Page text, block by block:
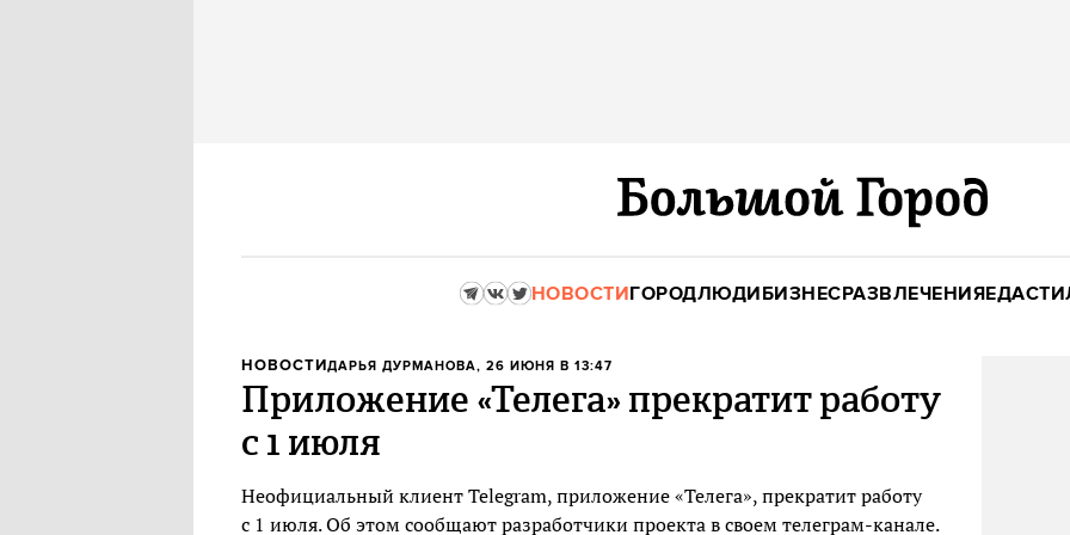
НОВОСТИГОРОДЛЮДИБИЗНЕСРАЗВЛЕЧЕНИЯЕДА
НОВОСТИДАРЬЯ ДУРМАНОВА, 26 ИЮНЯ В 13:47
Приложение «Телега» прекратит работу
с 1 июля
Неофициальный клиент Telegram, приложение «Телега», прекратит работу
с 1 июля. Об этом сообщают разработчики проекта в своем телеграм-канале.